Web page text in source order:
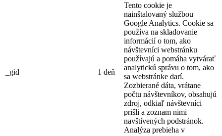
_gid 1 deň
Tento cookie je
nainštalovaný službou
Google Analytics. Cookie sa
používa na skladovanie
informácií o tom, ako
návštevníci webstránku
používajú a pomáha vytvárať
analytickú správu o tom, ako
sa webstránke darí.
Zozbierané dáta, vrátane
počtu návštevníkov, obsahujú
zdroj, odkiaľ návštevníci
prišli a zoznam nimi
navštívených podstránok.
Analýza prebieha v